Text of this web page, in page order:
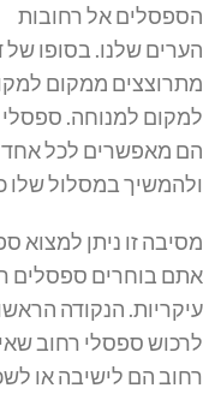
הספסלים אל רחובות
הערים שלנו. בסופו
מתרוצצים ממקום
למקום למנוחה.
הם מאפשרים לכל אחד
ולהמשיך במסלול שלו
מסיבה זו ניתן למצוא
אתם בוחרים ספסלים
עיקריות. הנקודה
לרכוש ספסלי רחוב
רחוב הם לישיבה או